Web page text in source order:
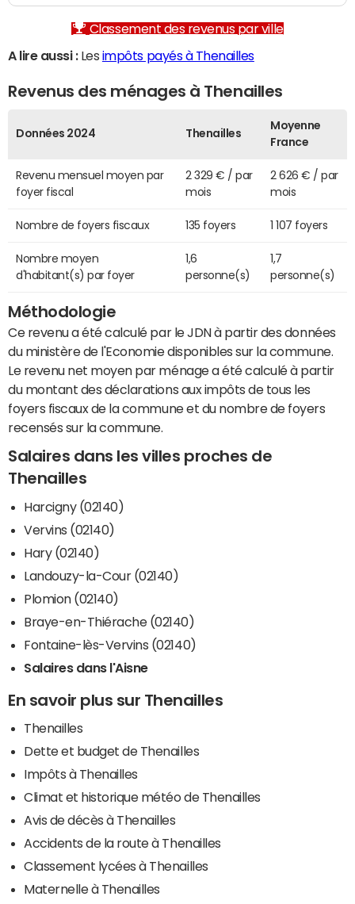
Classement des revenus par ville
A lire aussi :Les impôts payés à Thenailles
Revenus des ménages à Thenailles
Données 2024 Thenailles
Moyenne
France
Revenu mensuel moyen par
foyer fiscal
2 329 € / par
mois
2 626 € / par
mois
Nombre de foyers fiscaux 135 foyers 1 107 foyers
Nombre moyen
d'habitant(s) par foyer
1,6
personne(s)
1,7
personne(s)
Méthodologie
Ce revenu a été calculé par le JDN à partir des données
du ministère de l'Economie disponibles sur la commune.
Le revenu net moyen par ménage a été calculé à partir
du montant des déclarations aux impôts de tous les
foyers fiscaux de la commune et du nombre de foyers
recensés sur la commune.
Salaires dans les villes proches de
Thenailles
Harcigny (02140)
Vervins (02140)
Hary (02140)
Landouzy-la-Cour (02140)
Plomion (02140)
Braye-en-Thiérache (02140)
Fontaine-lès-Vervins (02140)
Salaires dans l'Aisne
En savoir plus sur Thenailles
Thenailles
Dette et budget de Thenailles
Impôts à Thenailles
Climat et historique météo de Thenailles
Avis de décès à Thenailles
Accidents de la route à Thenailles
Classement lycées à Thenailles
Maternelle à Thenailles